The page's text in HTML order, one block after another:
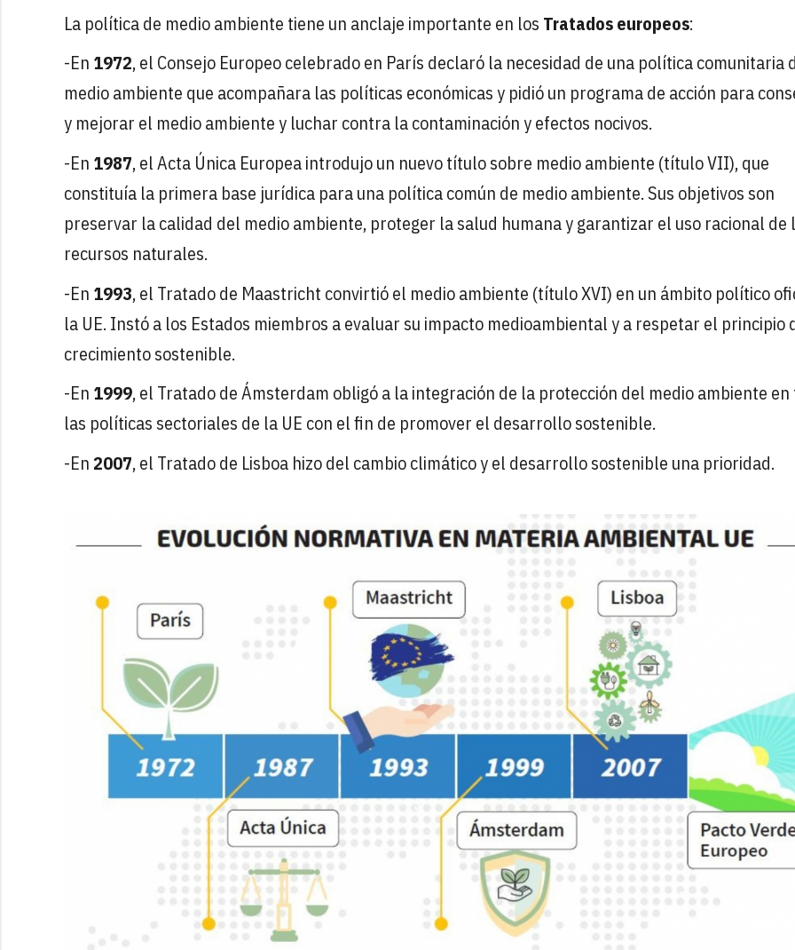
La política de medio ambiente tiene un anclaje importante en los Tratados europeos:
-En 1972, el Consejo Europeo celebrado en París declaró la necesidad de una política comunitaria
medio ambiente que acompañara las políticas económicas y pidió un programa de acción para
y mejorar el medio ambiente y luchar contra la contaminación y efectos nocivos.
-En 1987, el Acta Única Europea introdujo un nuevo título sobre medio ambiente (título VII), que
constituía la primera base jurídica para una política común de medio ambiente. Sus objetivos son
preservar la calidad del medio ambiente, proteger la salud humana y garantizar el uso racional de
recursos naturales.
-En 1993, el Tratado de Maastricht convirtió el medio ambiente (título XVI) en un ámbito político
la UE. Instó a los Estados miembros a evaluar su impacto medioambiental y a respetar el principio
crecimiento sostenible.
-En 1999, el Tratado de Ámsterdam obligó a la integración de la protección del medio ambiente en
las políticas sectoriales de la UE con el fin de promover el desarrollo sostenible.
-En2007, el Tratado de Lisboa hizo del cambio climático y el desarrollo sostenible una prioridad.